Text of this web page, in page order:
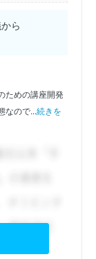
ら
ための講座開発
なので...続きを